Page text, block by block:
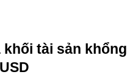
khối tài sản khổng